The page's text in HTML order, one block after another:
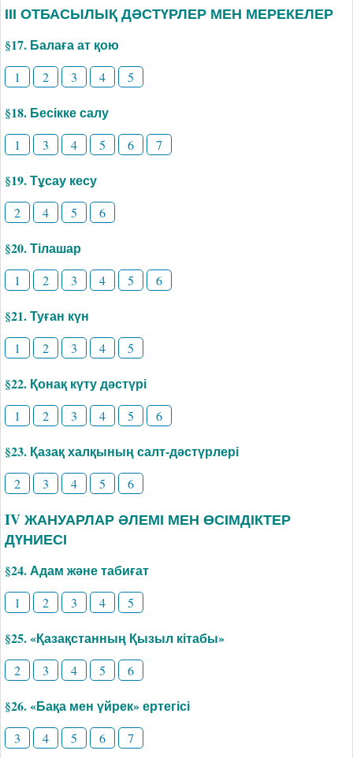
ІІІ ОТБАСЫЛЫҚ ДӘСТҮРЛЕР МЕН МЕРЕКЕЛЕР
§17. Балаға ат қою
1 2 3 4 5
§18. Бесікке салу
1 3 4 5 6 7
§19. Тұсау кесу
2 4 5 6
§20. Тілашар
1 2 3 4 5 6
§21. Туған күн
1 2 3 4 5
§22. Қонақ күту дәстүрі
1 2 3 4 5 6
§23. Қазақ халқының салт-дәстүрлері
2 3 4 5 6
IV ЖАНУАРЛАР ӘЛЕМІ МЕН ӨСІМДІКТЕР
ДҮНИЕСІ
§24. Адам және табиғат
1 2 3 4 5
§25. «Қазақстанның Қызыл кітабы»
2 3 4 5 6
§26. «Бақа мен үйрек» ертегісі
3 4 5 6 7